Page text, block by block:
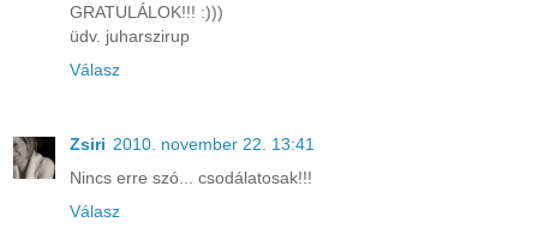
GRATULÁLOK!!! :)))
üdv. juharszirup
Válasz
Zsiri 2010. november 22. 13:41
Nincs erre szó... csodálatosak!!!
Válasz